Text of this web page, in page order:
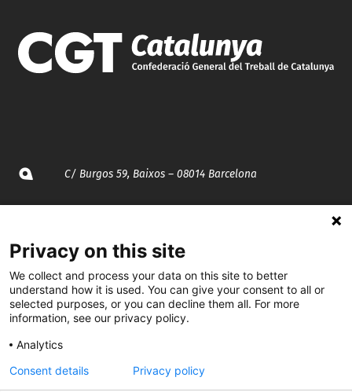
C/ Burgos 59, Baixos – 08014 Barcelona
935 120 481
@CGTCatalunya
Privacy on this site
We collect and process your data on this site to better
understand how it is used. You can give your consent to all or
selected purposes, or you can decline them all. For more
information, see our privacy policy.
Analytics
Consent details
Privacy policy